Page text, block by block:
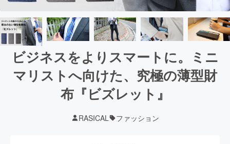
ビジネスをよりスマートに。ミニ
マリストへ向けた、究極の薄型財
布『ビズレット』
RASICAL ファッション